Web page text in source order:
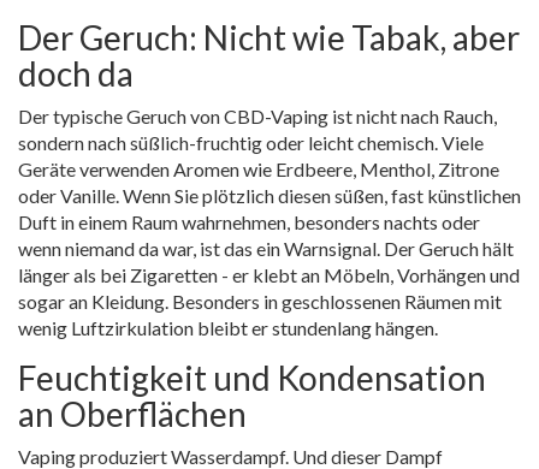
Der Geruch: Nicht wie Tabak, aber
doch da
Der typische Geruch von CBD-Vaping ist nicht nach Rauch,
sondern nach süßlich-fruchtig oder leicht chemisch. Viele
Geräte verwenden Aromen wie Erdbeere, Menthol, Zitrone
oder Vanille. Wenn Sie plötzlich diesen süßen, fast künstlichen
Duft in einem Raum wahrnehmen, besonders nachts oder
wenn niemand da war, ist das ein Warnsignal. Der Geruch hält
länger als bei Zigaretten - er klebt an Möbeln, Vorhängen und
sogar an Kleidung. Besonders in geschlossenen Räumen mit
wenig Luftzirkulation bleibt er stundenlang hängen.
Feuchtigkeit und Kondensation
an Oberflächen
Vaping produziert Wasserdampf. Und dieser Dampf